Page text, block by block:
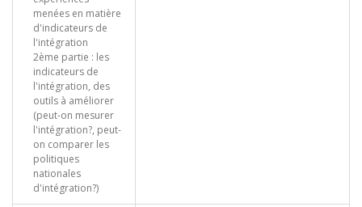
menées en matière
d'indicateurs de
l'intégration
2ème partie : les
indicateurs de
l'intégration, des
outils à améliorer
(peut-on mesurer
l'intégration?, peut-
on comparer les
politiques
nationales
d'intégration?)